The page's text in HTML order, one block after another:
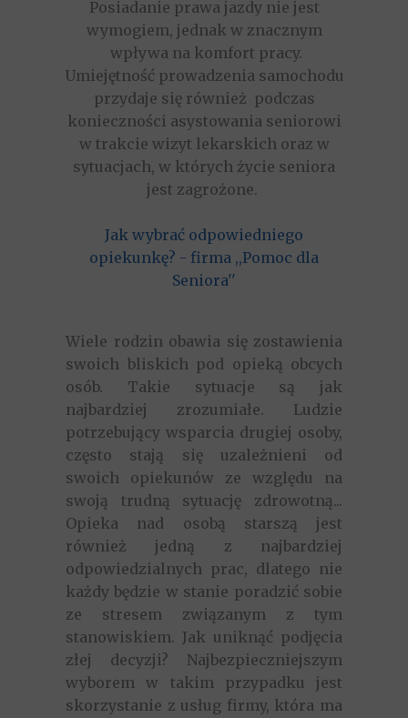
Jak wybrać odpowiedniego
opiekunkę? - firma ,,Pomoc dla
Seniora''
Wiele rodzin obawia się zostawienia
swoich bliskich pod opieką obcych
osób. Takie sytuacje są jak
najbardziej zrozumiałe. Ludzie
potrzebujący wsparcia drugiej osoby,
często stają się uzależnieni od
swoich opiekunów ze względu na
swoją trudną sytuację zdrowotną...
Opieka nad osobą starszą jest
również jedną z najbardziej
odpowiedzialnych prac, dlatego nie
każdy będzie w stanie poradzić sobie
ze stresem związanym z tym
stanowiskiem. Jak uniknąć podjęcia
złej decyzji? Najbezpieczniejszym
wyborem w takim przypadku jest
skorzystanie z usług firmy, która ma
Posiadanie prawa jazdy nie jest
wymogiem, jednak w znacznym
wpływa na komfort pracy.
Umiejętność prowadzenia samochodu
przydaje się również podczas
konieczności asystowania seniorowi
w trakcie wizyt lekarskich oraz w
sytuacjach, w których życie seniora
jest zagrożone.